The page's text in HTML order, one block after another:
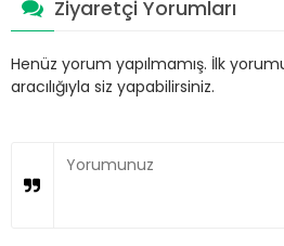
Ziyaretçi Yorumları
Henüz yorum yapılmamış. İlk
aracılığıyla siz yapabilirsiniz.